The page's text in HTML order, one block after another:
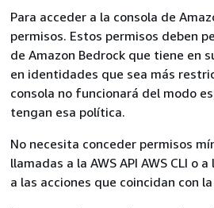
Para acceder a la consola de
permisos. Estos permisos deben
de Amazon Bedrock que tiene en
en identidades que sea más
consola no funcionará del modo
tengan esa política.
No necesita conceder permisos
llamadas a la AWS API AWS CLI o
a las acciones que coincidan con